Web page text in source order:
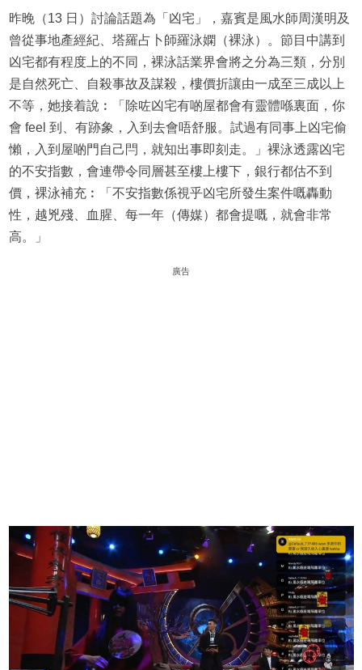
昨晚（13 日）討論話題為「凶宅」，嘉賓是風水師周漢明及
曾從事地產經紀、塔羅占卜師羅泳嫻（裸泳）。節目中講到
凶宅都有程度上的不同，裸泳話業界會將之分為三類，分別
是自然死亡、自殺事故及謀殺，樓價折讓由一成至三成以上
不等，她接着說︰「除咗凶宅有啲屋都會有靈體喺裏面，你
會 feel 到、有跡象，入到去會唔舒服。試過有同事上凶宅偷
懶，入到屋啲門自己閂，就知出事即刻走。」裸泳透露凶宅
的不安指數，會連帶令同層甚至樓上樓下，銀行都估不到
價，裸泳補充︰「不安指數係視乎凶宅所發生案件嘅轟動
性，越兇殘、血腥、每一年（傳媒）都會提嘅，就會非常
高。」
廣告